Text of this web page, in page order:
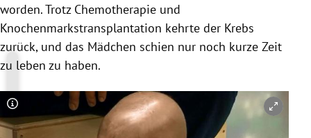
worden. Trotz Chemotherapie und
Knochenmarkstransplantation kehrte der Krebs
zurück, und das Mädchen schien nur noch kurze Zeit
zu leben zu haben.
Copyright-Hinweis öffnen/schließen